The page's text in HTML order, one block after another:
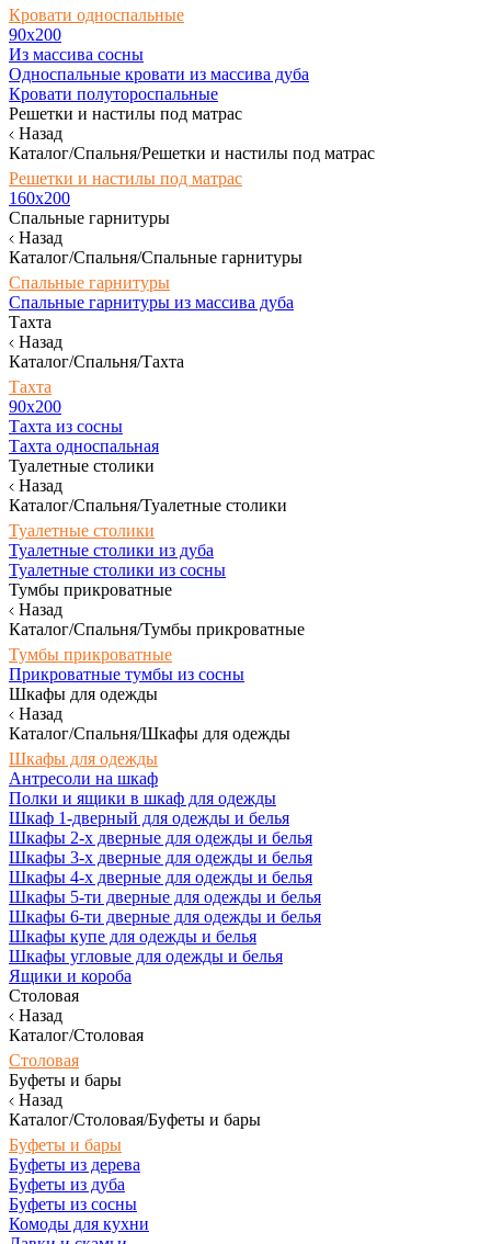
Кровати односпальные
90х200
Из массива сосны
Односпальные кровати из массива дуба
Кровати полутороспальные
Решетки и настилы под матрас
Назад
Каталог/Спальня/Решетки и настилы под матрас
Решетки и настилы под матрас
160х200
Спальные гарнитуры
Назад
Каталог/Спальня/Спальные гарнитуры
Спальные гарнитуры
Спальные гарнитуры из массива дуба
Тахта
Назад
Каталог/Спальня/Тахта
Тахта
90х200
Тахта из сосны
Тахта односпальная
Туалетные столики
Назад
Каталог/Спальня/Туалетные столики
Туалетные столики
Туалетные столики из дуба
Туалетные столики из сосны
Тумбы прикроватные
Назад
Каталог/Спальня/Тумбы прикроватные
Тумбы прикроватные
Прикроватные тумбы из сосны
Шкафы для одежды
Назад
Каталог/Спальня/Шкафы для одежды
Шкафы для одежды
Антресоли на шкаф
Полки и ящики в шкаф для одежды
Шкаф 1-дверный для одежды и белья
Шкафы 2-х дверные для одежды и белья
Шкафы 3-х дверные для одежды и белья
Шкафы 4-х дверные для одежды и белья
Шкафы 5-ти дверные для одежды и белья
Шкафы 6-ти дверные для одежды и белья
Шкафы купе для одежды и белья
Шкафы угловые для одежды и белья
Ящики и короба
Столовая
Назад
Каталог/Столовая
Столовая
Буфеты и бары
Назад
Каталог/Столовая/Буфеты и бары
Буфеты и бары
Буфеты из дерева
Буфеты из дуба
Буфеты из сосны
Комоды для кухни